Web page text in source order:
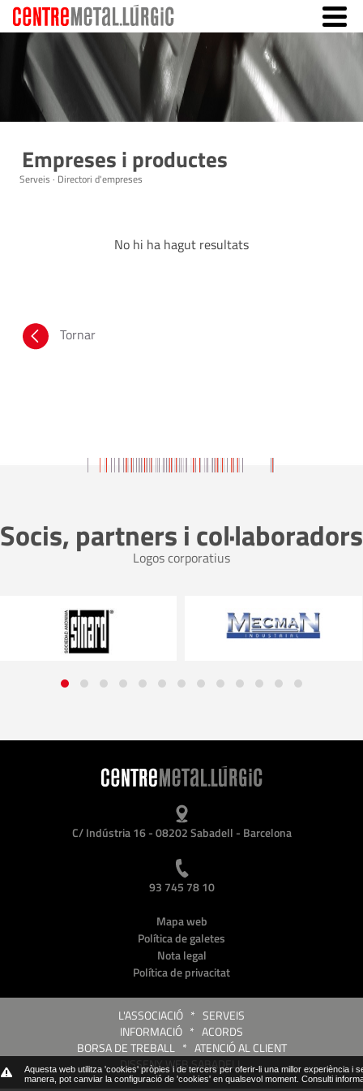
Aquesta web utilitza 'cookies' pròpies i de tercers per oferir-li una millor experiència
manera, pot canviar la configuració de 'cookies' en qualsevol moment. Consulti
Empreses i productes
Serveis · Directori d'empreses
No hi ha hagut resultats
Tornar
Socis, partners i col·laboradors
Logos corporatius
C/ Indústria 16 - 08202 Sabadell - Barcelona
93 745 78 10
Mapa web
Política de galetes
Nota legal
Política de privacitat
L'ASSOCIACIÓ * SERVEIS
INFORMACIÓ * ACORDS
BORSA DE TREBALL* ATENCIÓ AL CLIENT
DISSENY WEB SABADELL